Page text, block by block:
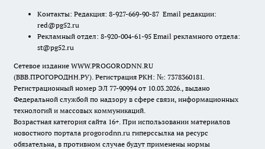
Контакты: Редакция: 8-927-669-90-87 Email редакции:
red@pg52.ru
Рекламный отдел: 8-920-004-61-95 Email рекламного отдела:
st@pg52.ru
Сетевое издание WWW.PROGORODNN.RU
(ВВВ.ПРОГОРОДНН.РУ). Регистрация РКН: №: 7378360181.
Регистрационный номер ЭЛ 77-90994 от 10.03.2026., выдано
Федеральной службой по надзору в сфере связи, информационных
технологий и массовых коммуникаций.
Возрастная категория сайта 16+. При использовании материалов
новостного портала progorodnn.ru гиперссылка на ресурс
обязательна, в противном случае будут применены нормы